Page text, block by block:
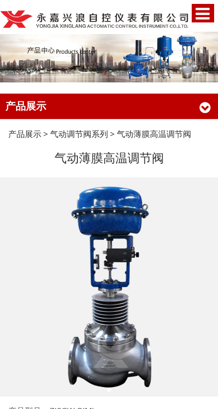
产品展示
气动薄膜高温调节阀
产品展示> 气动调节阀系列 > 气动薄膜高温调节阀
气动薄膜高温调节阀